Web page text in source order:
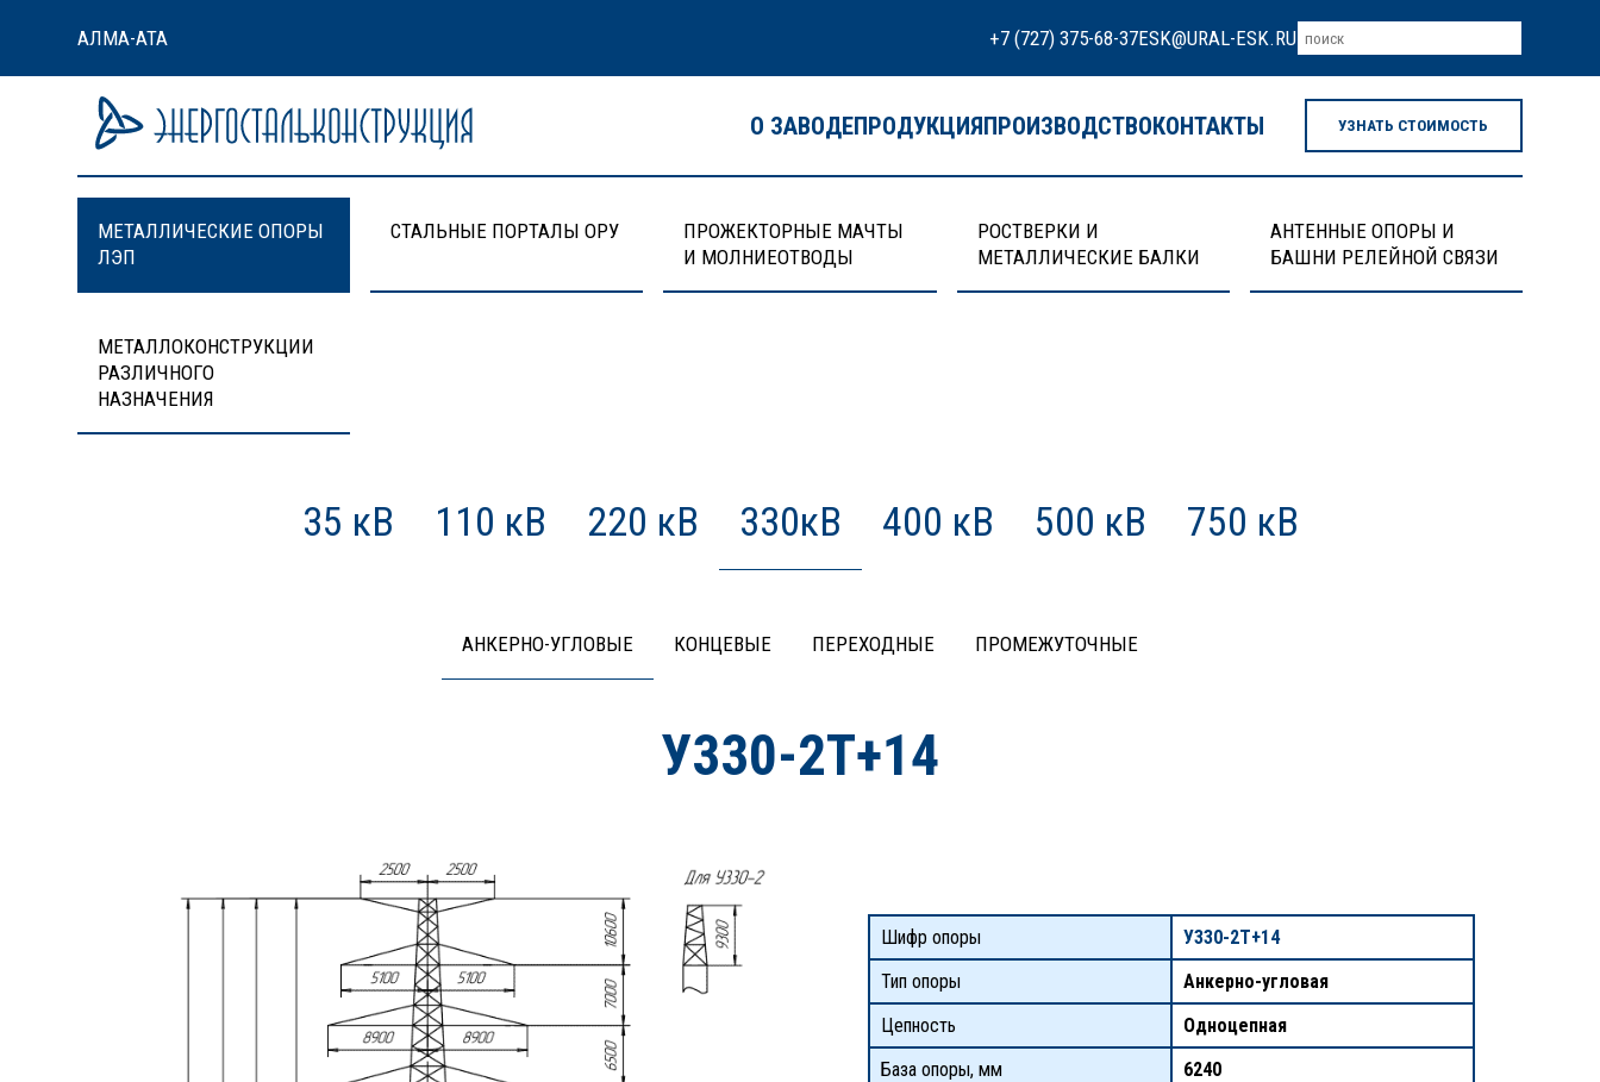
АЛМА-АТА +7 (727) 375-68-37ESK@URAL-ESK.RU
О ЗАВОДЕПРОДУКЦИЯПРОИЗВОДСТВОКОНТАКТЫ УЗНАТЬ СТОИМОСТЬ
МЕТАЛЛИЧЕСКИЕ ОПОРЫ
ЛЭП
СТАЛЬНЫЕ ПОРТАЛЫ ОРУ
ПРОЖЕКТОРНЫЕ МАЧТЫ
И МОЛНИЕОТВОДЫ
РОСТВЕРКИ И
МЕТАЛЛИЧЕСКИЕ БАЛКИ
АНТЕННЫЕ ОПОРЫ И
БАШНИ РЕЛЕЙНОЙ СВЯЗИ
МЕТАЛЛОКОНСТРУКЦИИ
РАЗЛИЧНОГО
НАЗНАЧЕНИЯ
35 кВ 110 кВ 220 кВ 330кВ 400 кВ 500 кВ 750 кВ
АНКЕРНО-УГЛОВЫЕ КОНЦЕВЫЕ ПЕРЕХОДНЫЕ ПРОМЕЖУТОЧНЫЕ
У330-2Т+14
Шифр опоры
У330-2Т+14
Тип опоры
Анкерно-угловая
Цепность
Одноцепная
База опоры, мм
6240